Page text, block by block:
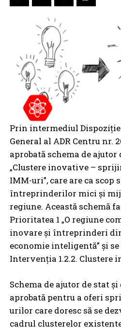
Prin intermediul
General al ADR Centru nr.
aprobată schema de
„Clustere inovative –
IMM-uri”, care are ca scop
întreprinderilor mici și
regiune. Această schemă
Prioritatea 1 „O regiune
inovare și întreprinderi
economie inteligentă” și
Intervenția 1.2.2. Clustere
Schema de ajutor de stat
aprobată pentru a oferi
urilor care doresc să se
cadrul clusterelor